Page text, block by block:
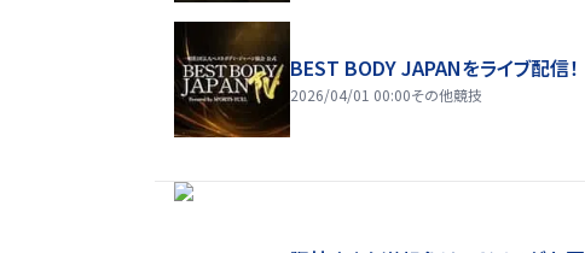
BEST BODY JAPANをライブ配信！
2026/04/01 00:00その他競技